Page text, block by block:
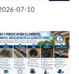
07-10